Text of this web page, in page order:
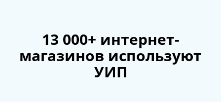
13 000+ интернет-
магазинов используют
УИП